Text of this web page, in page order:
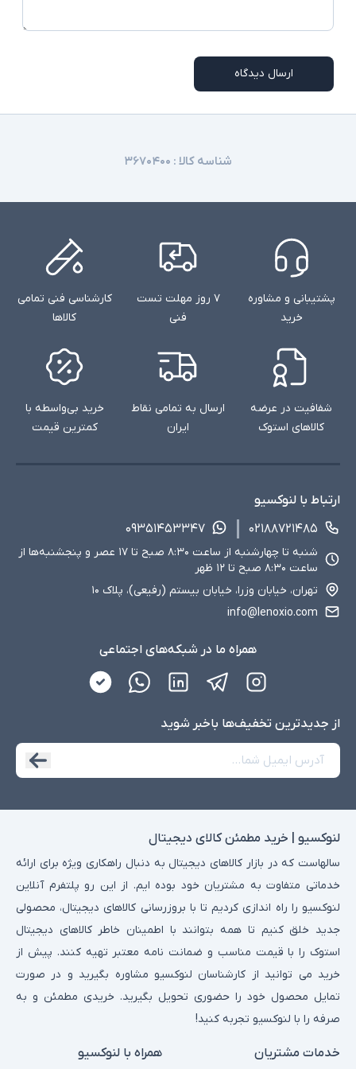
توضیحات تکمیلی
امکاناتی نظیر نور پس زمینه کیبورد و دوربین
ارسال دیدگاه
شناسه کالا : ۳۶۷۰۴۰۰
پشتیبانی و مشاوره
خرید
۷ روز مهلت تست
فنی
کارشناسی فنی تمامی
کالاها
شفافیت در عرضه
کالاهای استوک
ارسال به تمامی نقاط
ایران
خرید بی‌واسطه با
کمترین قیمت
ارتباط با لنوکسیو
۰۲۱۸۸۷۲۱۴۸۵
۰۹۳۵۱۴۵۳۳۴۷
شنبه تا چهارشنبه از ساعت ۸:۳۰ صبح تا ۱۷ عصر و پنجشنبه‌ها از
ساعت ۸:۳۰ صبح تا ۱۲ ظهر
تهران، خیابان وزرا، خیابان بیستم (رفیعی)، پلاک ۱۰
info@lenoxio.com
همراه ما در شبکه‌های اجتماعی
از جدید‌ترین تخفیف‌ها با‌خبر شوید
لنوکسیو | خرید مطمئن کالای دیجیتال
سالهاست که در بازار کالاهای دیجیتال به دنبال راهکاری ویژه برای ارائه
خدماتی متفاوت به مشتریان خود بوده ایم. از این رو پلتفرم آنلاین
لنوکسیو را راه اندازی کردیم تا با بروزرسانی کالاهای دیجیتال، محصولی
جدید خلق کنیم تا همه بتوانند با اطمینان خاطر کالاهای دیجیتال
استوک را با قیمت مناسب و ضمانت نامه معتبر تهیه کنند. پیش از
خرید می توانید از کارشناسان لنوکسیو مشاوره بگیرید و در صورت
تمایل محصول خود را حضوری تحویل بگیرید. خریدی مطمئن و به
صرفه را با لنوکسیو تجربه کنید!
خدمات مشتریان همراه با لنوکسیو